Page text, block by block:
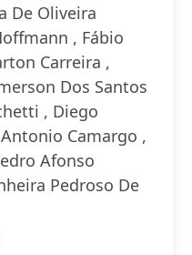
De Oliveira
, Fábio
Carreira ,
Dos Santos
, Diego
Camargo ,
Afonso
Pedroso De